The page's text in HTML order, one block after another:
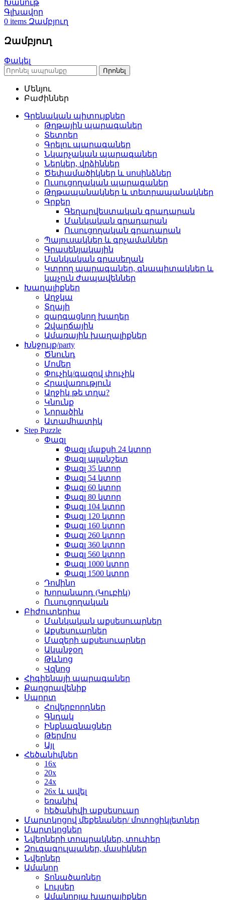
Խանութ
Գլխավոր
0 items Զամբյուղ
Զամբյուղ
Փակել
Որոնել
Մենյու
Բաժիններ
Գրենական պիտույքներ
Թղթային պարագաներ
Տետրեր
Գրելու պարագաներ
Նկարչական պարագաներ
Ներկեր, վրձիններ
Ծեփամածիկներ և սոսինձներ
Ուսուցողական պարագաներ
Թղթապանակներ և տետրապանակներ
Գրքեր
Գեղարվեստական գրադարան
Մանկական գրադարան
Ուսուցողական գրադարան
Պայուսակներ և գրչամաններ
Գրասենյակային
Մանկական գրասեղան
Կտրող պարագաներ, գնապիտակներ և
կպչուն ժապավեններ
Խաղալիքներ
Աղջկա
Տղայի
զարգացնող խաղեր
Զվարճային
Ամառային խաղալիքներ
Խնջույք/party
Ծնունդ
Մոմեր
Փուչիկ/գազով փուչիկ
Հրավառություն
Աղջիկ թե տղա?
Կնունք
Նորածին
Ատամհատիկ
Step Puzzle
Փազլ
Փազլ մաքսի 24 կտոր
Փազլ պլանշետ
Փազլ 35 կտոր
Փազլ 54 կտոր
Փազլ 60 կտոր
Փազլ 80 կտոր
Փազլ 104 կտոր
Փազլ 120 կտոր
Փազլ 160 կտոր
Փազլ 260 կտոր
Փազլ 360 կտոր
Փազլ 560 կտոր
Փազլ 1000 կտոր
Փազլ 1500 կտոր
Դոմինո
Խորանարդ (Կուբիկ)
Ուսուցողական
Բիժուտերիա
Մանկական աքսեսուարներ
Աքսեսուարներ
Մազերի աքսեսուարներ
Ականջօղ
Թևնոց
Վզնոց
Հիգիենայի պարագաներ
Քաղցրավենիք
Սպորտ
Հովերբորդներ
Գնդակ
Ինքնագնացներ
Թերմոս
Այլ
Հեծանիվներ
16x
20x
24x
26x և ավել
եռանիվ
հեծանիվի աքսեսուար
Մարտկոցով մեքենաներ/ մոտոցիկլետներ
Մարտկոցներ
Նվերների տոպրակներ, տուփեր
Զուգագուլպաներ, մասիկներ
Նվերներ
Ամանոր
Տոնածառներ
Լույսեր
Ամանորյա խաղալիքներ